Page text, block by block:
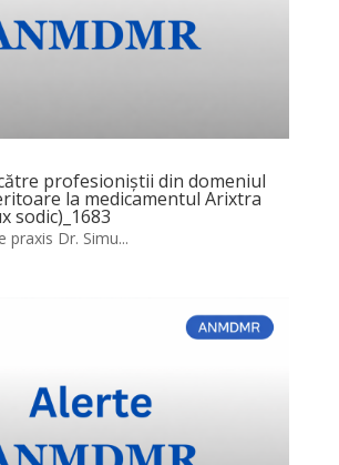
profesioniștii din domeniul
la medicamentul Arixtra
sodic)_1683
praxis Dr. Simu...